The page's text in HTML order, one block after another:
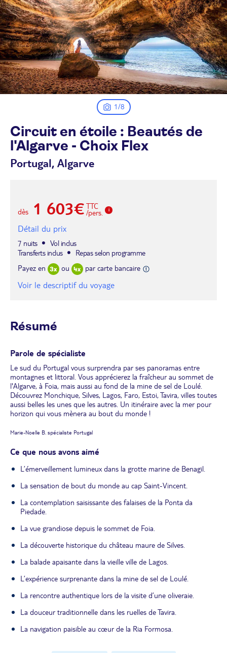
1/8
Circuit en étoile : Beautés de
l'Algarve - Choix Flex
Portugal, Algarve
dès 1 603€ TTC
/pers.
Détail du prix
7 nuits
Vol inclus
Transferts inclus
Repas selon programme
Payez en
ou par carte bancaire
Voir le descriptif du voyage
Résumé
Parole de spécialiste
Le sud du Portugal vous surprendra par ses panoramas entre
montagnes et littoral. Vous apprécierez la fraîcheur au sommet de
l'Algarve, à Foia, mais aussi au fond de la mine de sel de Loulé.
Découvrez Monchique, Silves, Lagos, Faro, Estoi, Tavira, villes toutes
aussi belles les unes que les autres. Un itinéraire avec la mer pour
horizon qui vous mènera au bout du monde !
Marie-Noelle B. spécialiste Portugal
Ce que nous avons aimé
L’émerveillement lumineux dans la grotte marine de Benagil.
La sensation de bout du monde au cap Saint-Vincent.
La contemplation saisissante des falaises de la Ponta da
Piedade.
La vue grandiose depuis le sommet de Foia.
La découverte historique du château maure de Silves.
La balade apaisante dans la vieille ville de Lagos.
L’expérience surprenante dans la mine de sel de Loulé.
La rencontre authentique lors de la visite d’une oliveraie.
La douceur traditionnelle dans les ruelles de Tavira.
La navigation paisible au cœur de la Ria Formosa.